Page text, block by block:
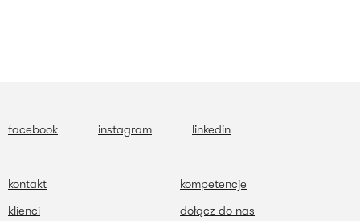
facebook instagram linkedin
kontakt
kompetencje
klienci
dołącz do nas